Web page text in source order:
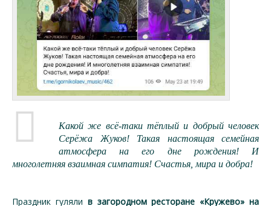
Какой же всё-таки тёплый и добрый человек
Серёжа Жуков! Такая настоящая семейная
атмосфера на его дне рождения! И
многолетняя взаимная симпатия! Счастья, мира и добра!
Праздник гуляли в загородном ресторане «Кружево» на